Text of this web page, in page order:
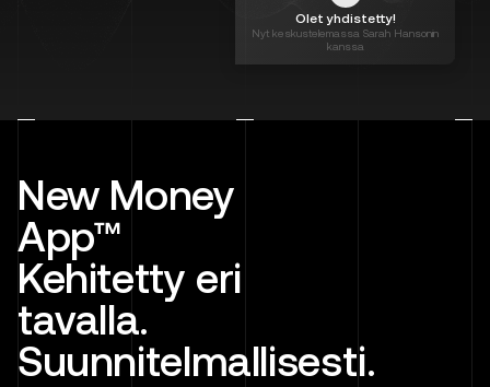
Olet yhdistetty!
Nyt keskustelemassa Sarah Hansonin
kanssa
New Money
App™
Kehitetty eri
tavalla.
Suunnitelmallisesti.